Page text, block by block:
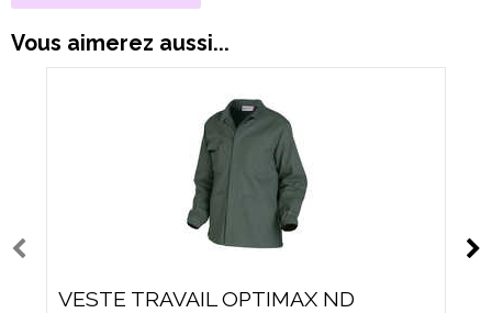
Vous aimerez aussi...
VESTE TRAVAIL OPTIMAX ND